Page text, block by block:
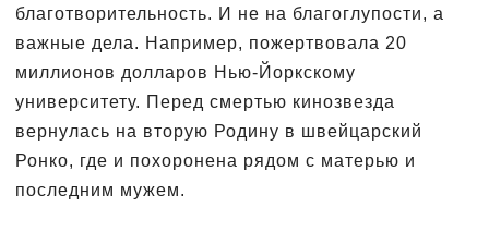
благотворительность. И не на благоглупости, а
важные дела. Например, пожертвовала 20
миллионов долларов Нью-Йоркскому
университету. Перед смертью кинозвезда
вернулась на вторую Родину в швейцарский
Ронко, где и похоронена рядом с матерью и
последним мужем.